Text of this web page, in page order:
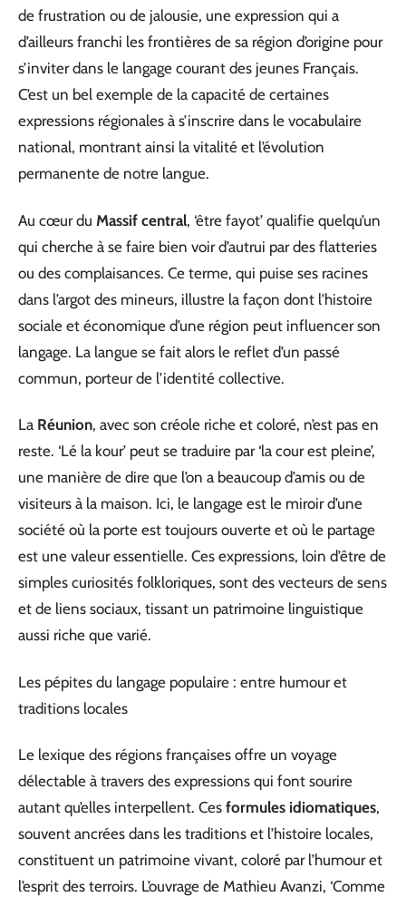
de frustration ou de jalousie, une expression qui a
d’ailleurs franchi les frontières de sa région d’origine pour
s’inviter dans le langage courant des jeunes Français.
C’est un bel exemple de la capacité de certaines
expressions régionales à s’inscrire dans le vocabulaire
national, montrant ainsi la vitalité et l’évolution
permanente de notre langue.
Au cœur du Massif central, ‘être fayot’ qualifie quelqu’un
qui cherche à se faire bien voir d’autrui par des flatteries
ou des complaisances. Ce terme, qui puise ses racines
dans l’argot des mineurs, illustre la façon dont l’histoire
sociale et économique d’une région peut influencer son
langage. La langue se fait alors le reflet d’un passé
commun, porteur de l’identité collective.
La Réunion, avec son créole riche et coloré, n’est pas en
reste. ‘Lé la kour’ peut se traduire par ‘la cour est pleine’,
une manière de dire que l’on a beaucoup d’amis ou de
visiteurs à la maison. Ici, le langage est le miroir d’une
société où la porte est toujours ouverte et où le partage
est une valeur essentielle. Ces expressions, loin d’être de
simples curiosités folkloriques, sont des vecteurs de sens
et de liens sociaux, tissant un patrimoine linguistique
aussi riche que varié.
Les pépites du langage populaire : entre humour et
traditions locales
Le lexique des régions françaises offre un voyage
délectable à travers des expressions qui font sourire
autant qu’elles interpellent. Ces formules idiomatiques,
souvent ancrées dans les traditions et l’histoire locales,
constituent un patrimoine vivant, coloré par l’humour et
l’esprit des terroirs. L’ouvrage de Mathieu Avanzi, ‘Comme